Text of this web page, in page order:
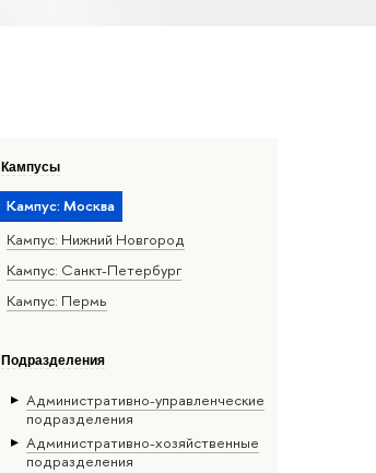
Кампусы
Кампус: Москва
Кампус: Нижний Новгород
Кампус: Санкт-Петербург
Кампус: Пермь
Подразделения
Административно-управленческие
подразделения
Административно-хозяйственные
подразделения